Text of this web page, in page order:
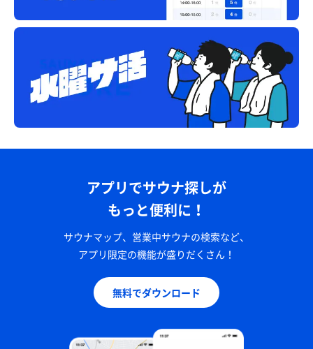
アプリでサウナ探しが
もっと便利に！
サウナマップ、営業中サウナの検索など、
アプリ限定の機能が盛りだくさん！
無料でダウンロード